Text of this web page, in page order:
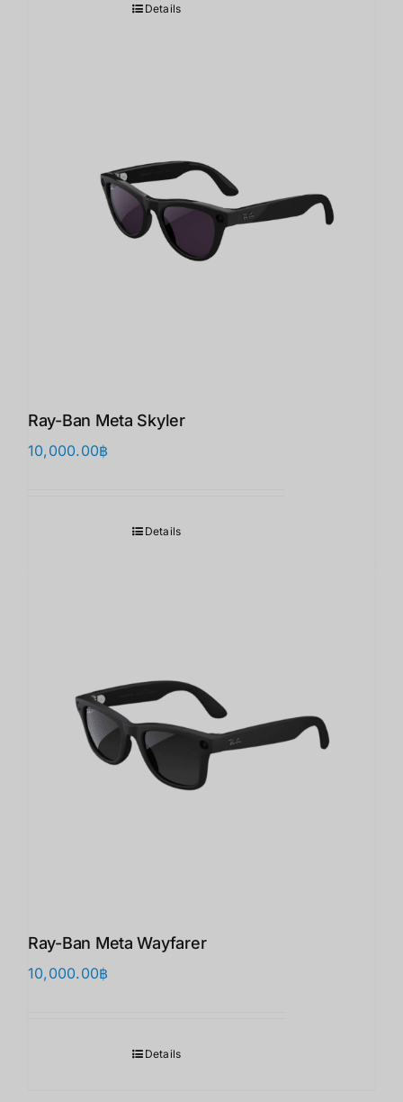
Details
Ray-Ban Meta Skyler
10,000.00฿
Details
Ray-Ban Meta Wayfarer
10,000.00฿
Details